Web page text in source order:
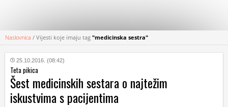
KATEGORIJE
HRVATSKI
WEB
Naslovnica / Vijesti koje imaju tag "medicinska sestra"
25.10.2016. (08:42)
Teta pikica
Šest medicinskih sestara o najtežim
iskustvima s pacijentima